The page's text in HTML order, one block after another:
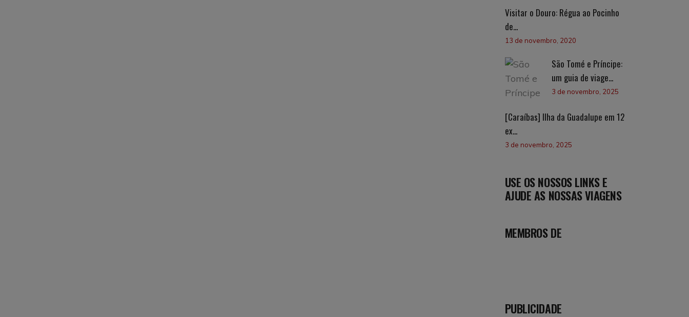
Visitar o Douro: Régua ao Pocinho
de...
13 de novembro, 2020
São Tomé e Príncipe:
um guia de viage...
3 de novembro, 2025
[Caraíbas] Ilha da Guadalupe em 12
ex...
3 de novembro, 2025
USE OS NOSSOS LINKS E
AJUDE AS NOSSAS VIAGENS
MEMBROS DE
PUBLICIDADE